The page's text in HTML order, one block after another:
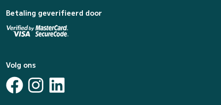
Betaling geverifieerd door
Volg ons